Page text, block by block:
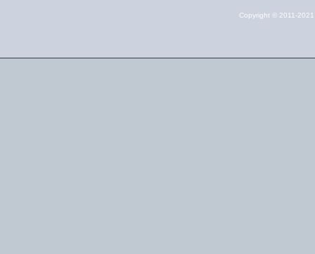
Copyright © 2011-